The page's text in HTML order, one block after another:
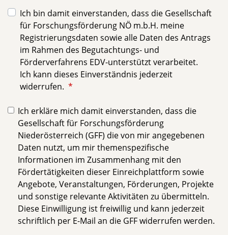
Ich bin damit einverstanden, dass die Gesellschaft
für Forschungsförderung NÖ m.b.H. meine
Registrierungsdaten sowie alle Daten des Antrags
im Rahmen des Begutachtungs- und
Förderverfahrens EDV-unterstützt verarbeitet.
Ich kann dieses Einverständnis jederzeit
widerrufen.
Ich erkläre mich damit einverstanden, dass die
Gesellschaft für Forschungsförderung
Niederösterreich (GFF) die von mir angegebenen
Daten nutzt, um mir themenspezifische
Informationen im Zusammenhang mit den
Fördertätigkeiten dieser Einreichplattform sowie
Angebote, Veranstaltungen, Förderungen, Projekte
und sonstige relevante Aktivitäten zu übermitteln.
Diese Einwilligung ist freiwillig und kann jederzeit
schriftlich per E-Mail an die GFF widerrufen werden.